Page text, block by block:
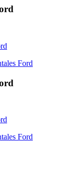
Ford
Ford